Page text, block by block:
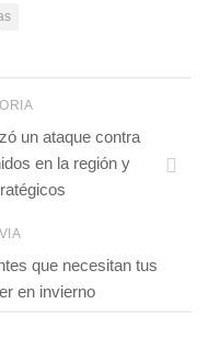
un ataque contra
en la región y
que necesitan tus
en invierno